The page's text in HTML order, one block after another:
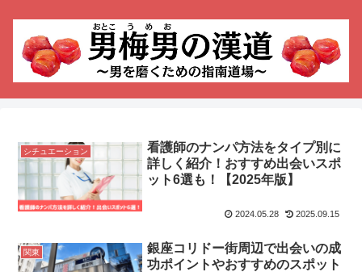
シチュエーション
看護師のナンパ方法をタイプ別に
詳しく紹介！おすすめ出会いスポ
ット6選も！【2025年版】
2024.05.28 2025.09.15
関東
銀座コリドー街周辺で出会いの成
功ポイントやおすすめのスポット